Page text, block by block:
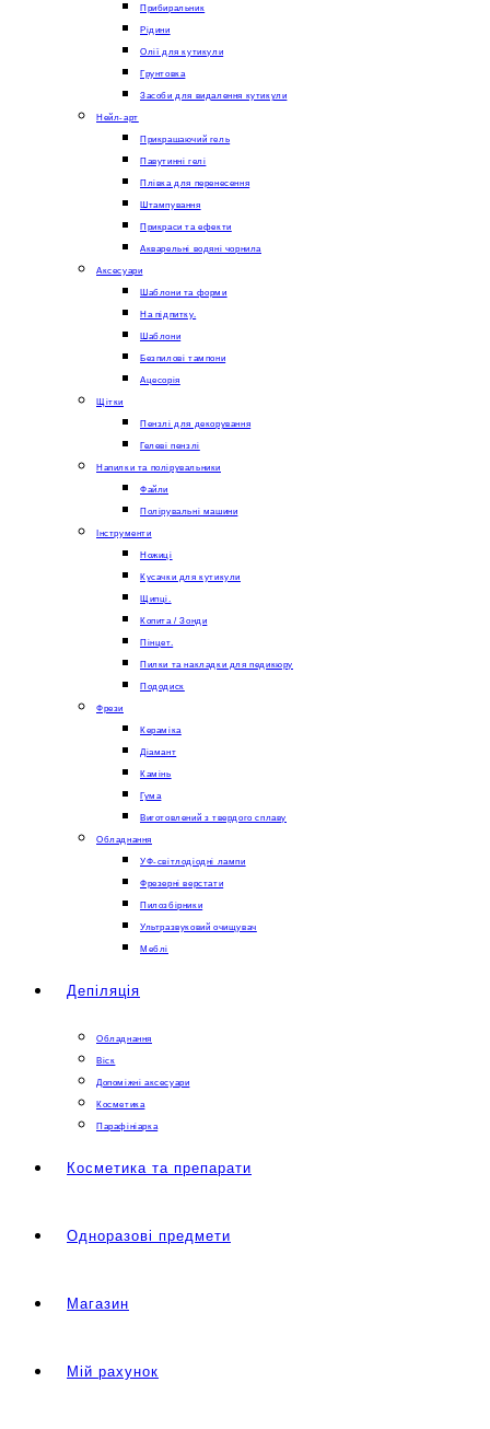
Прибиральник
Рідини
Олії для кутикули
Грунтовка
Засоби для видалення кутикули
Нейл-арт
Прикрашаючий гель
Павутинні гелі
Плівка для перенесення
Штампування
Прикраси та ефекти
Акварельні водяні чорнила
Аксесуари
Шаблони та форми
На підпитку.
Шаблони
Безпилові тампони
Ацесорія
Щітки
Пензлі для декорування
Гелеві пензлі
Напилки та полірувальники
Файли
Полірувальні машини
Інструменти
Ножиці
Кусачки для кутикули
Щипці.
Копита / Зонди
Пінцет.
Пилки та накладки для педикюру
Пододиск
Фрези
Кераміка
Діамант
Камінь
Гума
Виготовлений з твердого сплаву
Обладнання
УФ-світлодіодні лампи
Фрезерні верстати
Пилозбірники
Ультразвуковий очищувач
Меблі
Депіляція
Обладнання
Віск
Допоміжні аксесуари
Косметика
Парафініарка
Косметика та препарати
Одноразові предмети
Магазин
Мій рахунок